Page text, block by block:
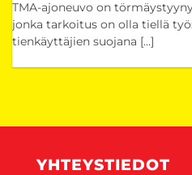
TMA-ajoneuvo on
jonka tarkoitus on olla tiellä
tienkäyttäjien suojana [...]
YHTEYSTIEDOT